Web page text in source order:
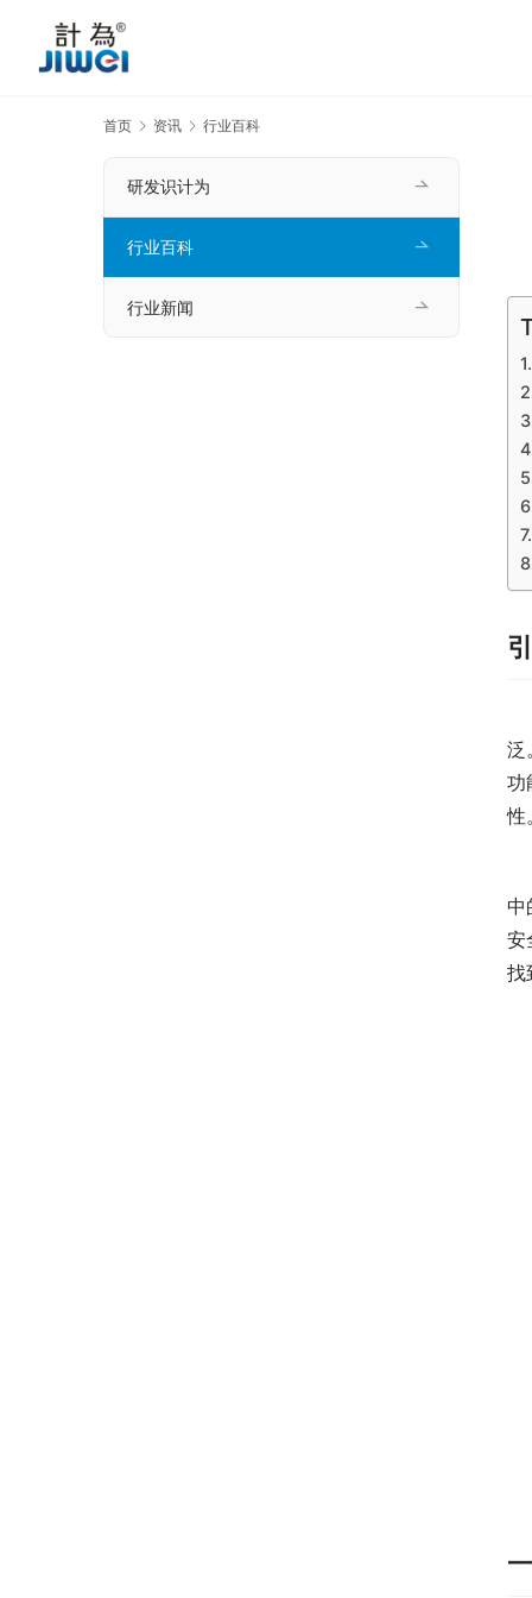
首页 资讯 行业百科
泛
功
性。
中
安
找
研发识计为
行业百科
行业新闻